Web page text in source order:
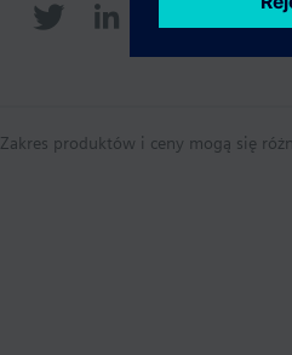
Zakres produktów i ceny mogą się